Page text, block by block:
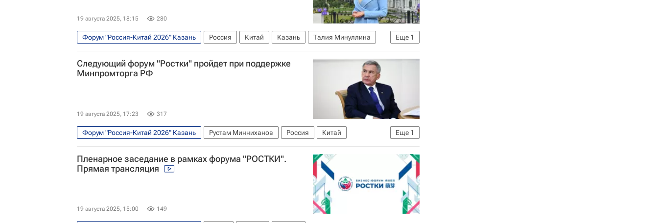
19 августа 2025, 18:15 280
Еще 1
Форум "Россия-Китай 2026" Казань Россия Китай Казань
Талия Минуллина
Рустам Минниханов
Следующий форум "Ростки" пройдет при поддержке
Минпромторга РФ
19 августа 2025, 17:23 317
Еще 1
Форум "Россия-Китай 2026" Казань Рустам Минниханов Россия
Китай
Министерство промышленности и торговли РФ (Минпромторг России)
Пленарное заседание в рамках форума "РОСТКИ".
Прямая трансляция
19 августа 2025, 15:00 149